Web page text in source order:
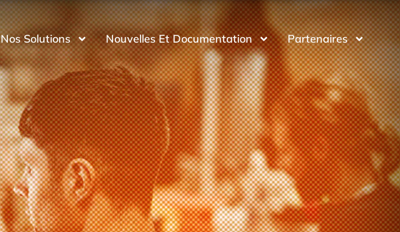
Nos Solutions Nouvelles Et Documentation Partenaires